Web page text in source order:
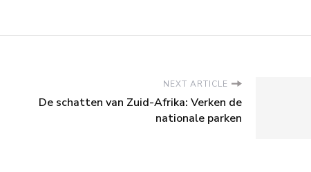
NEXT ARTICLE
De schatten van Zuid-Afrika: Verken de
nationale parken